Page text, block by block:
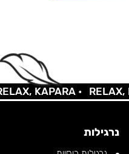
KAPARA • RELAX,
נרגילות